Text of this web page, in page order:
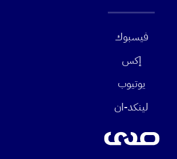
فيسبوك
إكس
يوتيوب
لينكد-ان